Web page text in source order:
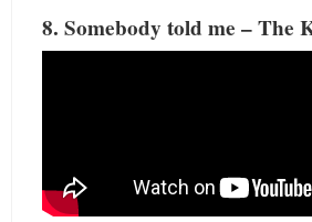
8. Somebody told me – The